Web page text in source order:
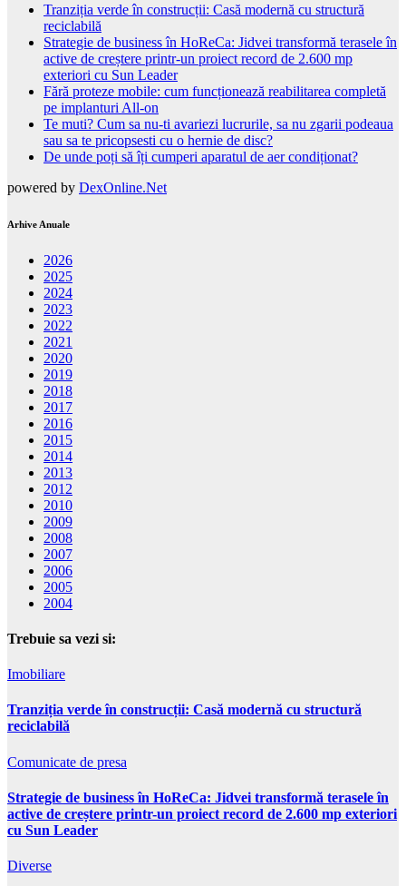
Tranziția verde în construcții: Casă modernă cu structură
reciclabilă
Strategie de business în HoReCa: Jidvei transformă terasele în
active de creștere printr-un proiect record de 2.600 mp
exteriori cu Sun Leader
Fără proteze mobile: cum funcționează reabilitarea completă
pe implanturi All-on
Te muti? Cum sa nu-ti avariezi lucrurile, sa nu zgarii podeaua
sau sa te pricopsesti cu o hernie de disc?
De unde poți să îți cumperi aparatul de aer condiționat?
powered by DexOnline.Net
Arhive Anuale
2026
2025
2024
2023
2022
2021
2020
2019
2018
2017
2016
2015
2014
2013
2012
2010
2009
2008
2007
2006
2005
2004
Trebuie sa vezi si:
Imobiliare
Tranziția verde în construcții: Casă modernă cu structură
reciclabilă
Comunicate de presa
Strategie de business în HoReCa: Jidvei transformă terasele în
active de creștere printr-un proiect record de 2.600 mp exteriori
cu Sun Leader
Diverse